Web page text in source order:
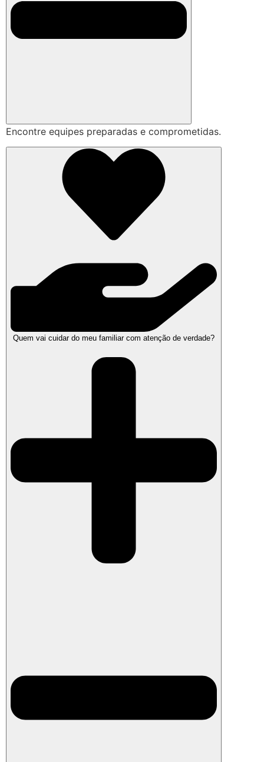
Encontre equipes preparadas e comprometidas.
Quem vai cuidar do meu familiar com atenção de verdade?